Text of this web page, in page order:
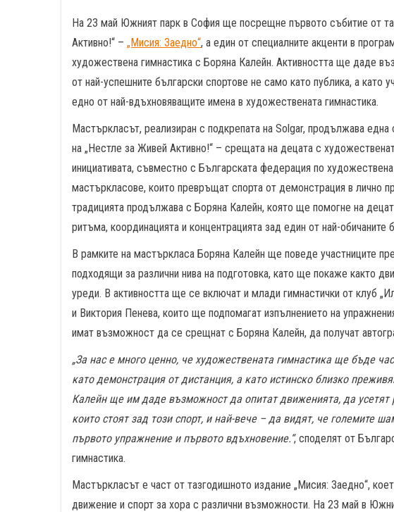
На 23 май Южният парк в София ще посрещне първото събитие от
Активно!“ – „Мисия: Заедно“, а един от специалните акценти в
художествена гимнастика с Боряна Калейн. Активността ще даде
от най-успешните български спортове не само като публика, а като
едно от най-вдъхновяващите имена в художествената гимнастика.
Мастъркласът, реализиран с подкрепата на Solgar, продължава една
на „Нестле за Живей Активно!“ – срещата на децата с
инициативата, съвместно с Българската федерация по
мастъркласове, които превръщат спорта от демонстрация в лично
традицията продължава с Боряна Калейн, която ще помогне на
ритъма, координацията и концентрацията зад един от най-обичаните
В рамките на мастъркласа Боряна Калейн ще поведе участниците
подходящи за различни нива на подготовка, като ще покаже както
уреди. В активността ще се включат и млади гимнастички от клуб
и Виктория Пенева, които ще подпомагат изпълнението на
имат възможност да се срещнат с Боряна Калейн, да получат
„За нас е много ценно, че художествената гимнастика ще бъде
като демонстрация от дистанция, а като истинско близко
Калейн ще им даде възможност да опитат движенията, да усетят
които стоят зад този спорт, и най-вече – да видят, че големите
първото упражнение и първото вдъхновение.“, споделят от
гимнастика.
Мастъркласът е част от тазгодишното издание „Мисия: Заедно“,
движение и спорт за хора с различни възможности. На 23 май в